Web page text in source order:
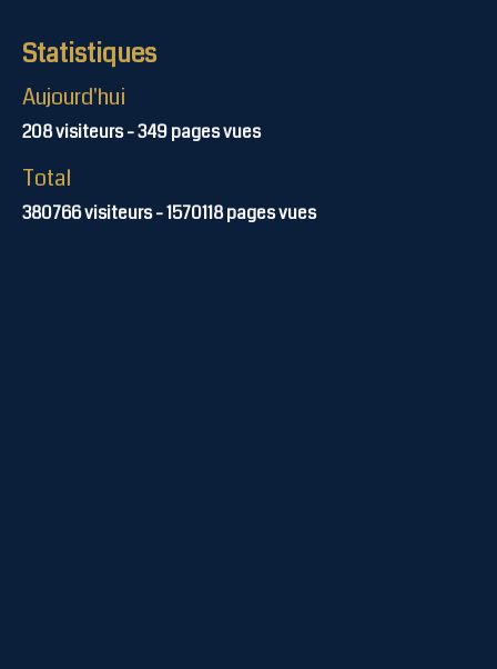
Statistiques
Aujourd'hui
208visiteurs -349pages vues
Total
380766visiteurs -1570118pages vues